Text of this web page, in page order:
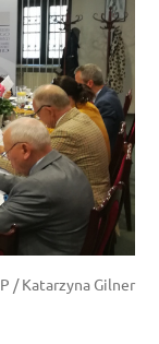
/ Katarzyna Gilner